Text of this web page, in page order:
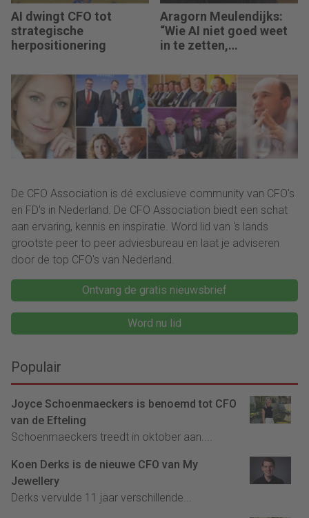
AI dwingt CFO tot
strategische
herpositionering
Aragorn Meulendijks:
“Wie AI niet goed weet
in te zetten,
mensen die dat wel
doen en daardoor tien
keer sneller werken.”
De CFO Association is dé exclusieve community van CFO's
en FD's in Nederland. De CFO Association biedt een schat
aan ervaring, kennis en inspiratie. Word lid van ‘s lands
grootste peer to peer adviesbureau en laat je adviseren
door de top CFO's van Nederland.
Ontvang de gratis nieuwsbrief
Word nu lid
Populair
Joyce Schoenmaeckers is benoemd tot CFO
van de Efteling
Schoenmaeckers treedt in oktober aan....
Koen Derks is de nieuwe CFO van My
Jewellery
Derks vervulde 11 jaar verschillende...